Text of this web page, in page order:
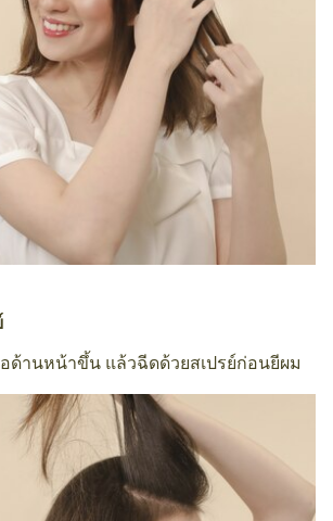
ด้านหน้าขึ้น แล้วฉีดด้วยสเปรย์ก่อนยีผม